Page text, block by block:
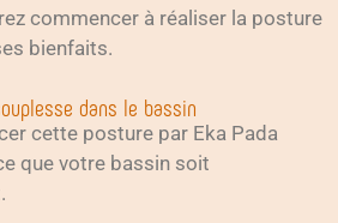
commencer à réaliser la posture
bienfaits.
dans le bassin
cette posture par Eka Pada
que votre bassin soit